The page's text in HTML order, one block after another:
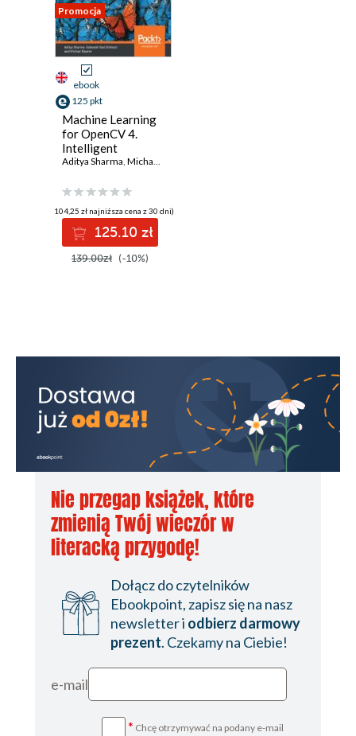
Promocja
ebook
125 pkt
Machine Learning
for OpenCV 4.
Intelligent
algorithms for
processing apps
using OpenCV 4,
Python, and scikit-
learn - Second
Edition
Aditya Sharma, Michael Beyeler (USD)
(104,25 zł najniższa cena z 30 dni)
125.10 zł
139.00zł (-10%)
Nie przegap książek, które
zmienią Twój wieczór w
literacką przygodę!
Dołącz do czytelników
Ebookpoint, zapisz się na nasz
newsletter i odbierz darmowy
prezent. Czekamy na Ciebie!
e-mail
* Chcę otrzymywać na podany e-mail